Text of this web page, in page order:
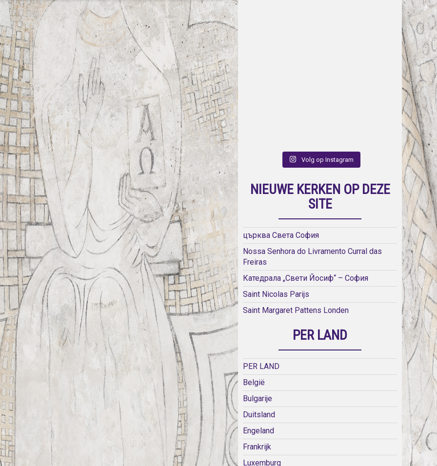
Volg op Instagram
NIEUWE KERKEN OP DEZE
SITE
църква Света София
Nossa Senhora do Livramento Curral das
Freiras
Катедрала „Свети Йосиф“ – София
Saint Nicolas Parijs
Saint Margaret Pattens Londen
PER LAND
PER LAND
België
Bulgarije
Duitsland
Engeland
Frankrijk
Luxemburg